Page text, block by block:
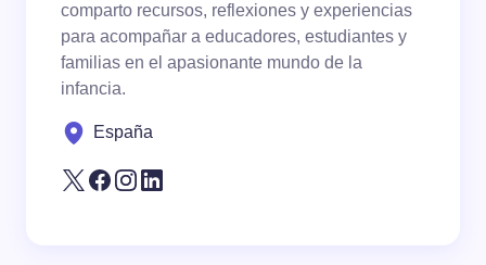
Save my name and email in this browser for the
comparto recursos, reflexiones y experiencias
para acompañar a educadores, estudiantes y
familias en el apasionante mundo de la
infancia.
España